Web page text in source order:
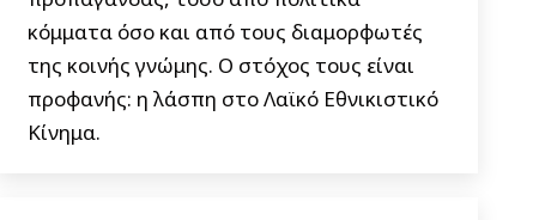
κόμματα όσο και από τους διαμορφωτές
της κοινής γνώμης. Ο στόχος τους είναι
προφανής: η λάσπη στο Λαϊκό Εθνικιστικό
Κίνημα.